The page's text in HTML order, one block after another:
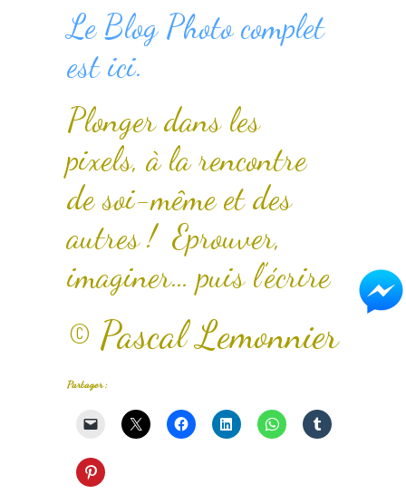
Le Blog Photo complet
est ici.
Plonger dans les
pixels, à la rencontre
de soi-même et des
autres ! Eprouver,
imaginer… puis l’écrire
© Pascal Lemonnier
Partager :